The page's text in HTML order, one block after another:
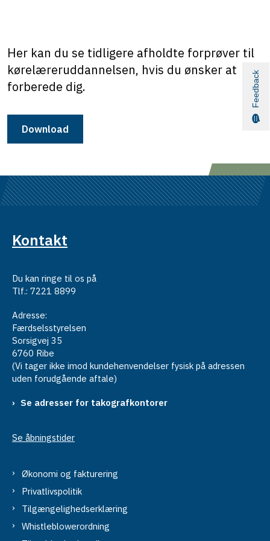
Her kan du se tidligere afholdte forprøver til
kørelæreruddannelsen, hvis du ønsker at
forberede dig.
Download
Kontakt
Du kan ringe til os på
Tlf.: 7221 8899
Adresse:
Færdselsstyrelsen
Sorsigvej 35
6760 Ribe
(Vi tager ikke imod kundehenvendelser fysisk på adressen
uden forudgående aftale)
Se adresser for takografkontorer
Se åbningstider
Økonomi og fakturering
Privatlivspolitik
Tilgængelighedserklæring
Whistleblowerordning
Feedback